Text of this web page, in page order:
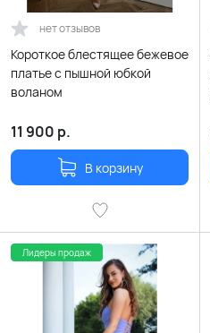
нет отзывов
Короткое блестящее бежевое
платье с пышной юбкой
воланом
11 900 р.
В корзину
Лидеры продаж